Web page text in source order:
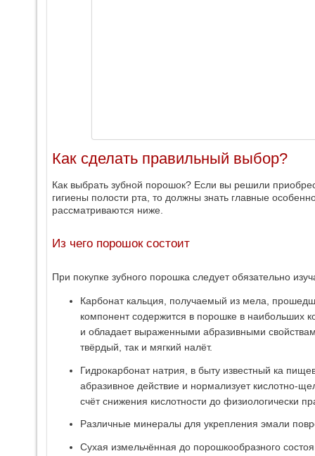
Как сделать правильный выбор?
Как выбрать зубной порошок? Если вы решили
гигиены полости рта, то должны знать главные
рассматриваются ниже.
Из чего порошок состоит
При покупке зубного порошка следует обязательно
Карбонат кальция, получаемый из мела,
компонент содержится в порошке в наибольших
и обладает выраженными абразивными
твёрдый, так и мягкий налёт.
Гидрокарбонат натрия, в быту известный ка
абразивное действие и нормализует кислотно-
счёт снижения кислотности до физиологически
Различные минералы для укрепления эмали
Сухая измельчённая до порошкообразного